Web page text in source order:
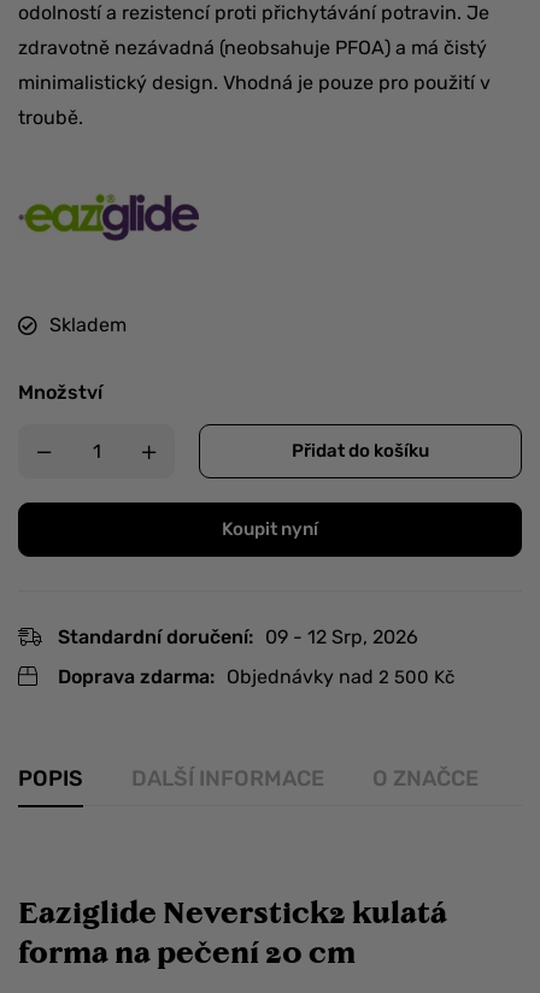
odolností a rezistencí proti přichytávání potravin. Je
zdravotně nezávadná (neobsahuje PFOA) a má čistý
minimalistický design. Vhodná je pouze pro použití v
troubě.
Skladem
Množství
Přidat do košíku
Koupit nyní
Standardní doručení: 09 - 12 Srp, 2026
Doprava zdarma: Objednávky nad 2 500 Kč
POPIS DALŠÍ INFORMACE O ZNAČCE
Eaziglide Neverstick2 kulatá
forma na pečení 20 cm